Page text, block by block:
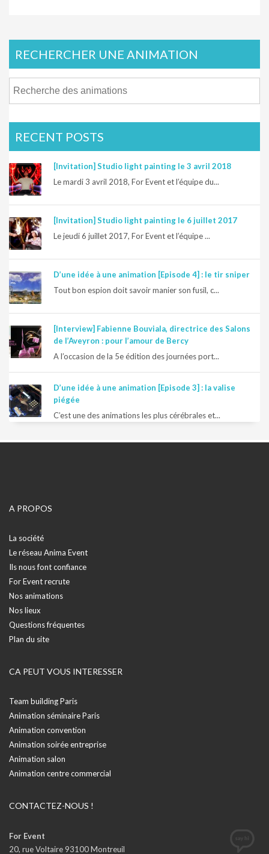
RECHERCHER UNE ANIMATION
RECENT POSTS
[Invitation] Studio light painting le 3 avril 2018
Le mardi 3 avril 2018, For Event et l’équipe du...
[Invitation] Studio light painting le 6 juillet 2017
Le jeudi 6 juillet 2017, For Event et l’équipe ...
D’une idée à une animation [Episode 4] : le tir sniper
Tout bon espion doit savoir manier son fusil, c...
[Interview] Fabienne Bouviala, directrice des Salons
de l’Aveyron : pour l’amour de Bercy
A l’occasion de la 5e édition des journées port...
D’une idée à une animation [Episode 3] : la valise
piégée
C’est une des animations les plus cérébrales et...
A PROPOS
La société
Le réseau Anima Event
Ils nous font confiance
For Event recrute
Nos animations
Nos lieux
Questions fréquentes
Plan du site
CA PEUT VOUS INTERESSER
Team building Paris
Animation séminaire Paris
Animation convention
Animation soirée entreprise
Animation salon
Animation centre commercial
CONTACTEZ-NOUS !
For Event
20, rue Voltaire 93100 Montreuil